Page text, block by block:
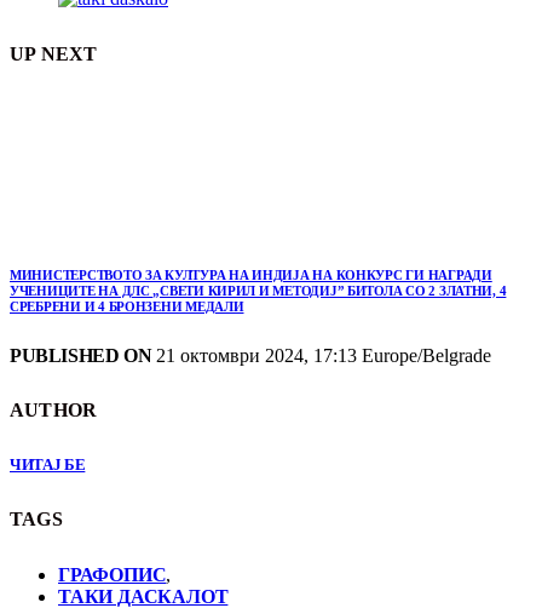
UP NEXT
МИНИСТЕРСТВОТО ЗА КУЛТУРА НА ИНДИЈА НА КОНКУРС ГИ НАГРАДИ
УЧЕНИЦИТЕ НА ДЛС „СВЕТИ КИРИЛ И МЕТОДИЈ” БИТОЛА СО 2 ЗЛАТНИ, 4
СРЕБРЕНИ И 4 БРОНЗЕНИ МЕДАЛИ
PUBLISHED ON21 октомври 2024, 17:13 Europe/Belgrade
AUTHOR
ЧИТАЈ БЕ
TAGS
ГРАФОПИС,
ТАКИ ДАСКАЛОТ